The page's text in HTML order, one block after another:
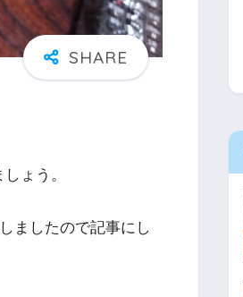
ょう。
ましたので記事にし